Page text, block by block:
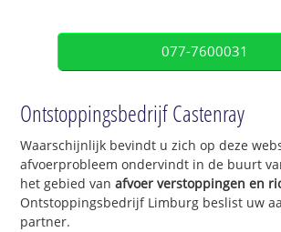
077-7600031
Ontstoppingsbedrijf Castenray
Waarschijnlijk bevindt u zich op deze
afvoerprobleem ondervindt in de buurt
het gebied vanafvoer verstoppingen en
Ontstoppingsbedrijf Limburg beslist uw
partner.